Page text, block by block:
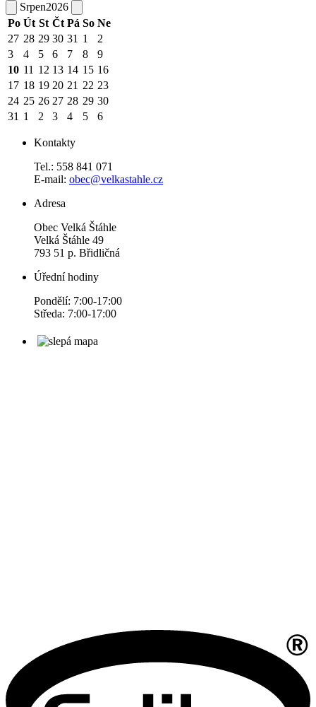
Srpen2026
Po Út St Čt Pá So Ne
27 28 29 30 31 1
2
3
4 5 6 7 8
9
10 11 12 13 14 15 16
17 18 19 20 21 22 23
24 25 26 27 28 29 30
31 1 2 3 4 5 6
Kontakty
Tel.: 558 841 071
E-mail: obec@velkastahle.cz
Adresa
Obec Velká Štáhle
Velká Štáhle 49
793 51 p. Břidličná
Úřední hodiny
Pondělí: 7:00-17:00
Středa: 7:00-17:00